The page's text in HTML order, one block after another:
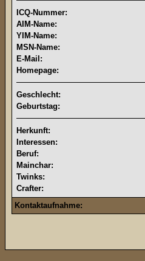
ICQ-Nummer:
AIM-Name:
YIM-Name:
MSN-Name:
E-Mail:
Homepage:
Geschlecht:
Geburtstag:
Herkunft:
Interessen:
Beruf:
Mainchar:
Twinks:
Crafter:
Kontaktaufnahme: